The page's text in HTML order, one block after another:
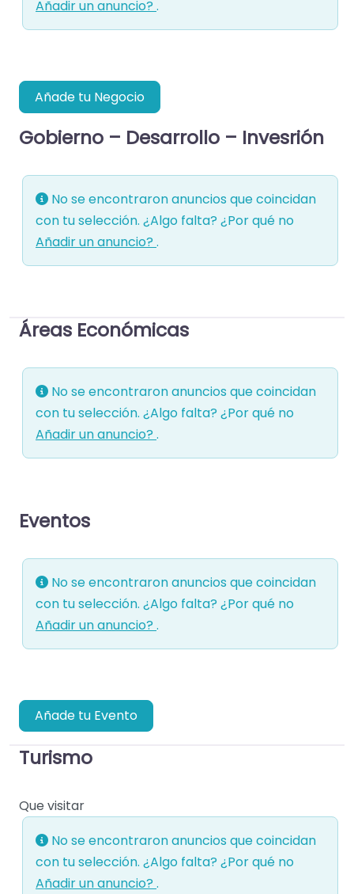
Añadir un anuncio? .
Añade tu Negocio
Gobierno – Desarrollo – Invesrión
No se encontraron anuncios que coincidan
con tu selección. ¿Algo falta? ¿Por qué no
Añadir un anuncio? .
Áreas Económicas
No se encontraron anuncios que coincidan
con tu selección. ¿Algo falta? ¿Por qué no
Añadir un anuncio? .
Eventos
No se encontraron anuncios que coincidan
con tu selección. ¿Algo falta? ¿Por qué no
Añadir un anuncio? .
Añade tu Evento
Turismo
Que visitar
No se encontraron anuncios que coincidan
con tu selección. ¿Algo falta? ¿Por qué no
Añadir un anuncio? .